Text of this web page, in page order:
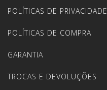
POLÍTICAS DE PRIVACIDADE
POLÍTICAS DE COMPRA
GARANTIA
TROCAS E DEVOLUÇÕES